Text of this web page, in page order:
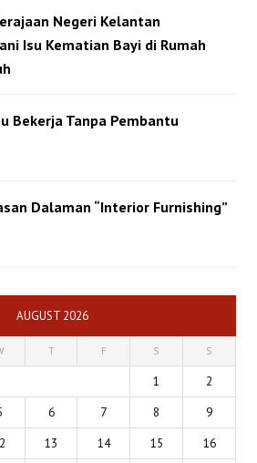
Negeri Kelantan
Isu Kematian Bayi di Rumah
Bekerja Tanpa Pembantu
Dalaman “Interior Furnishing”
AUGUST 2026
T F S S
1
2
6 7 8
9
13 14 15 16